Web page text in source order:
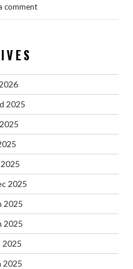
comment
2025
2025
2025
2025
2025
2025